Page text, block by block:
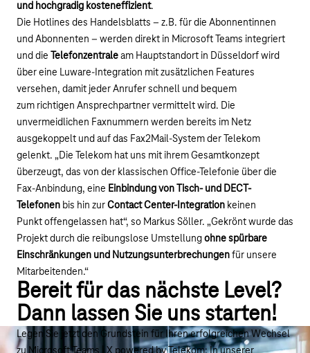
und hochgradig kosteneffizient.
Die Hotlines des Handelsblatts – z.B. für die Abonnentinnen
und Abonnenten – werden direkt in Microsoft Teams integriert
und die
Telefonzentraleam Hauptstandort in Düsseldorf wird
über eine Luware-Integration mit zusätzlichen Features
versehen, damit jeder Anrufer schnell und bequem
zum richtigen Ansprechpartner vermittelt wird. Die
unvermeidlichen Faxnummern werden bereits im Netz
ausgekoppelt und auf das Fax2Mail-System der Telekom
gelenkt. „Die Telekom hat uns mit ihrem Gesamtkonzept
überzeugt, das von der klassischen Office-Telefonie über die
Fax-Anbindung, eine Einbindung von Tisch- und DECT-
Telefonen bis hin zurContact Center-Integration keinen
Punkt offengelassen hat“, so Markus Söller. „Gekrönt wurde das
Projekt durch die reibungslose Umstellungohne spürbare
Einschränkungen und Nutzungsunterbrechungenfür unsere
Mitarbeitenden.“
Bereit für das nächste Level?
Dann lassen Sie uns starten!
Legen Sie jetzt den Grundstein für Ihren erfolgreichen Wechsel